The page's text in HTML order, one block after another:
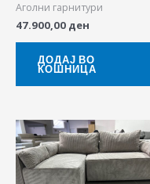
Аголни гарнитури
47.900,00 ден
ДОДАЈ ВО
КОШНИЦА